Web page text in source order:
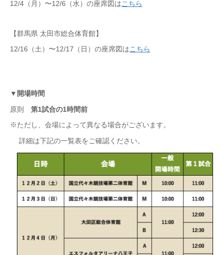
12/4（月）〜12/6（水）の座席図は こちら
【群馬県 太田市総合体育館】
12/16（土）〜12/17（日）の座席図はこちら
▼ 開場時間
原則 第1試合の1時間前
※ただし、会場によって異なる場合がございます。
詳細は下記の一覧表をご確認ください。